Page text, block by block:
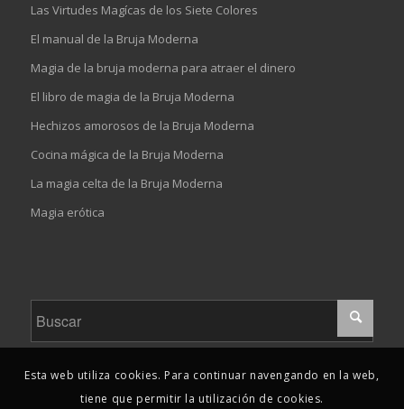
Las Virtudes Magícas de los Siete Colores
El manual de la Bruja Moderna
Magia de la bruja moderna para atraer el dinero
El libro de magia de la Bruja Moderna
Hechizos amorosos de la Bruja Moderna
Cocina mágica de la Bruja Moderna
La magia celta de la Bruja Moderna
Magia erótica
Esta web utiliza cookies. Para continuar navengando en la web,
tiene que permitir la utilización de cookies.